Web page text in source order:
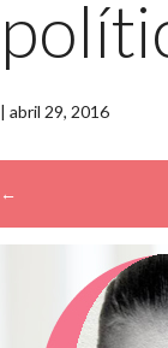
| abril 29, 2016
←